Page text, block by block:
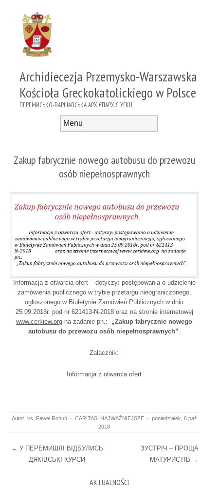
Archidiecezja Przemysko-Warszawska
Kościoła Greckokatolickiego w Polsce
ПЕРЕМИСЬКО-ВАРШАВСЬКА АРХІЄПАРХІЯ УГКЦ
Zakup fabrycznie nowego autobusu do przewozu
osób niepełnosprawnych
Informacja z otwarcia ofert – dotyczy: postępowania o udzielenie
zamówienia publicznego w trybie przetargu nieograniczonego,
ogłoszonego w Biuletynie Zamówień Publicznych w dniu
25.09.2018r. pod nr 621413-N-2018 oraz na stronie internetowej
www.cerkiew.org na zadanie pn.: „Zakup fabrycznie nowego
autobusu do przewozu osób niepełnosprawnych”
Załącznik:
Informacja z otwarcia ofert
Autor: ks. Paweł Rohuń · CARITAS, NAJWAŻNIEJSZE · poniedziałek, 8 paź
2018
Post navigation
← У ПЕРЕМИШЛІ ВІДБУЛИСЬ
ДЯКІВСЬКІ КУРСИ
ЗУСТРІЧ – ПРОЩА
МАТУРИСТІВ →
AKTUALNOŚCI